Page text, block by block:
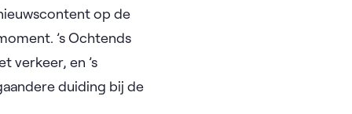
op de
’s Ochtends
verkeer, en ’s
duiding bij de